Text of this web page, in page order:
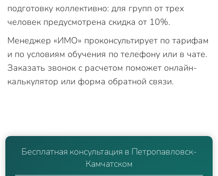
подготовку коллективно: для групп от трех
человек предусмотрена скидка от 10%.
Менеджер «ИМО» проконсультирует по тарифам
и по условиям обучения по телефону или в чате.
Заказать звонок с расчетом поможет онлайн-
калькулятор или форма обратной связи.
Бесплатная консультация в Петропавловск-
Камчатском